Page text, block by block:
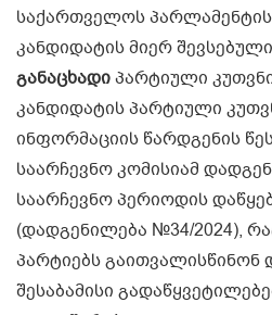
საქართველოს
კანდიდატის მიერ
განაცხადიპარტიული
კანდიდატის პარტიული
ინფორმაციის წარდგენის
საარჩევნო კომისიამ
საარჩევნო პერიოდის
(დადგენილება №34/2024),
პარტიებს
შესაბამისი